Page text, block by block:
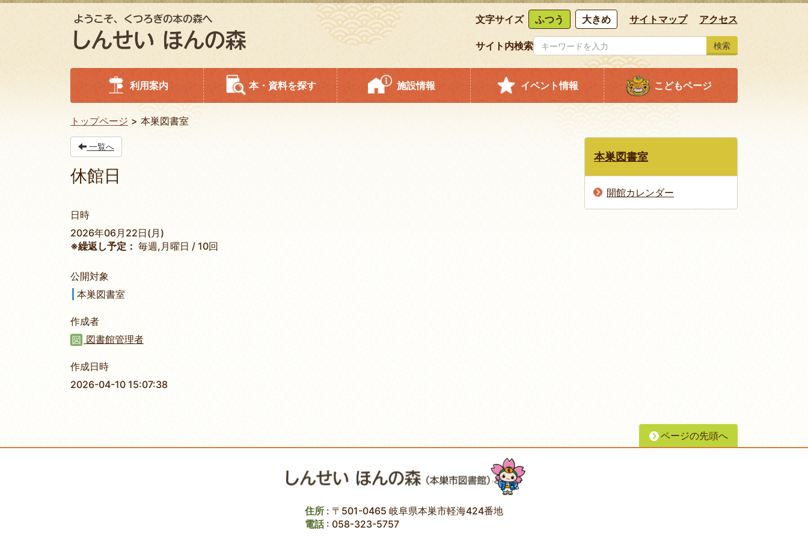
文字サイズ ふつう 大きめ サイトマップ アクセス
サイト内検索 検索
利用案内 本・資料を探す 施設情報 イベント情報 こどもページ
トップページ 本巣図書室
一覧へ
休館日
日時
2026年06月22日(月)
※繰返し予定： 毎週,月曜日 / 10回
公開対象
本巣図書室
作成者
図書館管理者
作成日時
2026-04-10 15:07:38
本巣図書室
開館カレンダー
ページの先頭へ
住所 : 〒501-0465 岐阜県本巣市軽海424番地
電話: 058-323-5757